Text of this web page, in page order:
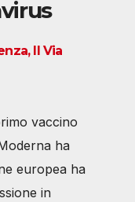
Il Via
vaccino
ha
europea ha
in